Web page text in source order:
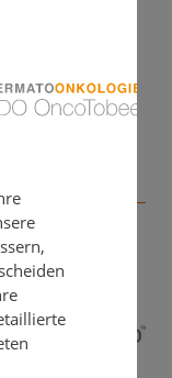
gGT, AP,
T,
fT3, fT4,
GOP,
und
nach der